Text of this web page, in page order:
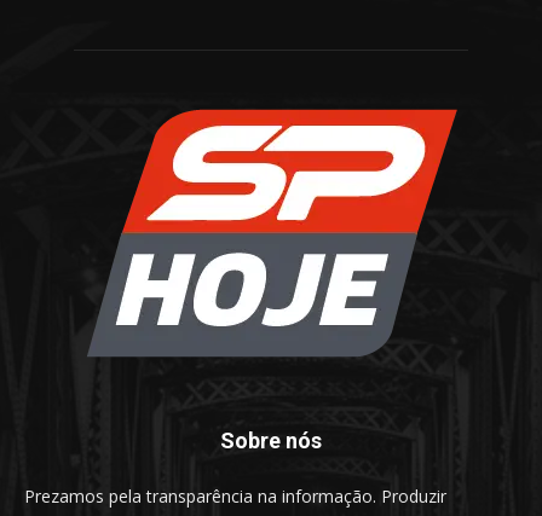
Sobre nós
Prezamos pela transparência na informação. Produzir